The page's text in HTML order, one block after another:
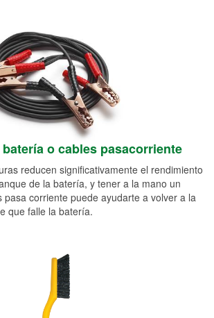
o cables pasacorriente
reducen significativamente el rendimiento
de la batería, y tener a la mano un
pasa corriente puede ayudarte a volver a la
que falle la batería.